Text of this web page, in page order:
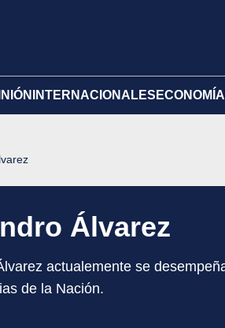
INTERNACIONALES ECONOMÍA
Álvarez
actualemente se
de la Nación.